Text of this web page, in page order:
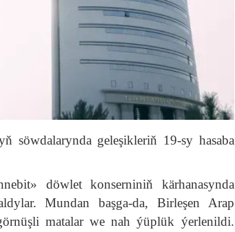
söwdalarynda geleşikleriň 19-sy hasaba
döwlet konserniniň kärhanasynda
Mundan başga-da, Birleşen Arap
matalar we nah ýüplük ýerlenildi.